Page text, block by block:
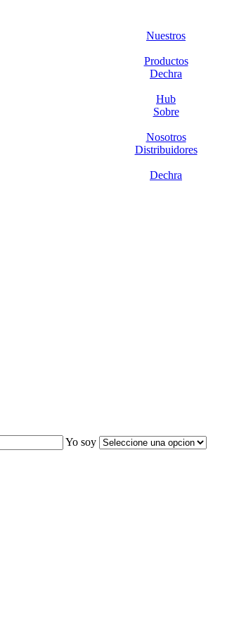
Nuestros
Productos
Dechra
Hub
Sobre
Nosotros
Distribuidores
Dechra
Yo soy